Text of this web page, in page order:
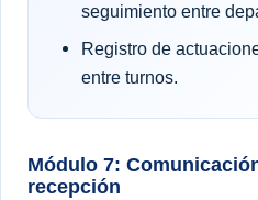
seguimiento entre
Registro de
entre turnos.
Módulo 7:
recepción